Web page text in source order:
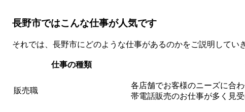
長野市ではこんな仕事が人気です
それでは、長野市にどのような仕事があるのかをご説明してい
仕事の種類
販売職
各店舗でお客様のニーズに合
帯電話販売のお仕事が多く見受